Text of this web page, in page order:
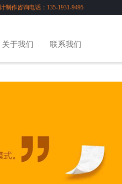
制作咨询电话：135-1931-9495
关于我们 联系我们